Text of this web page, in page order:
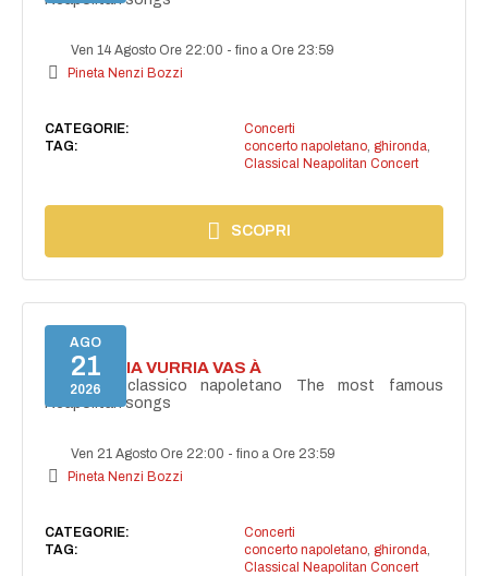
Ven 14 Agosto Ore 22:00 -fino a Ore 23:59
Pineta Nenzi Bozzi
CATEGORIE:
Concerti
TAG:
concerto napoletano, ghironda,
Classical Neapolitan Concert
SCOPRI
AGO
21
2026
I'TE VURRIA VURRIA VAS À
Concerto classico napoletano The most famous
Neapolitan songs
Ven 21 Agosto Ore 22:00 -fino a Ore 23:59
Pineta Nenzi Bozzi
CATEGORIE:
Concerti
TAG:
concerto napoletano, ghironda
Classical Neapolitan Concert